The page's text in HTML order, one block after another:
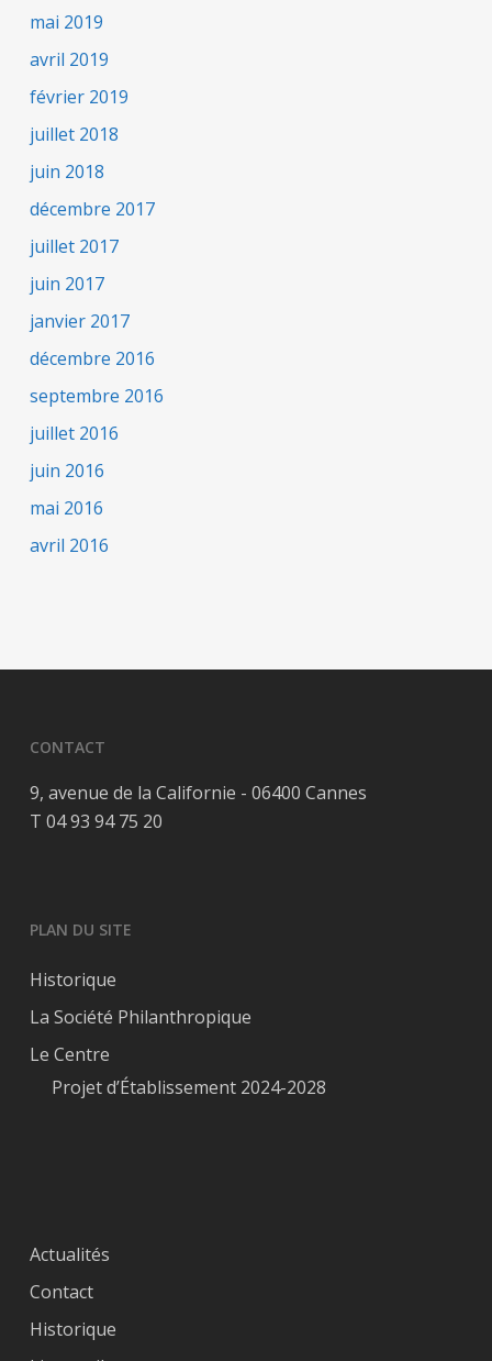
mai 2019
avril 2019
février 2019
juillet 2018
juin 2018
décembre 2017
juillet 2017
juin 2017
janvier 2017
décembre 2016
septembre 2016
juillet 2016
juin 2016
mai 2016
avril 2016
CONTACT
9, avenue de la Californie - 06400 Cannes
T 04 93 94 75 20
PLAN DU SITE
Historique
La Société Philanthropique
Le Centre
Projet d’Établissement 2024-2028
Actualités
Contact
Historique